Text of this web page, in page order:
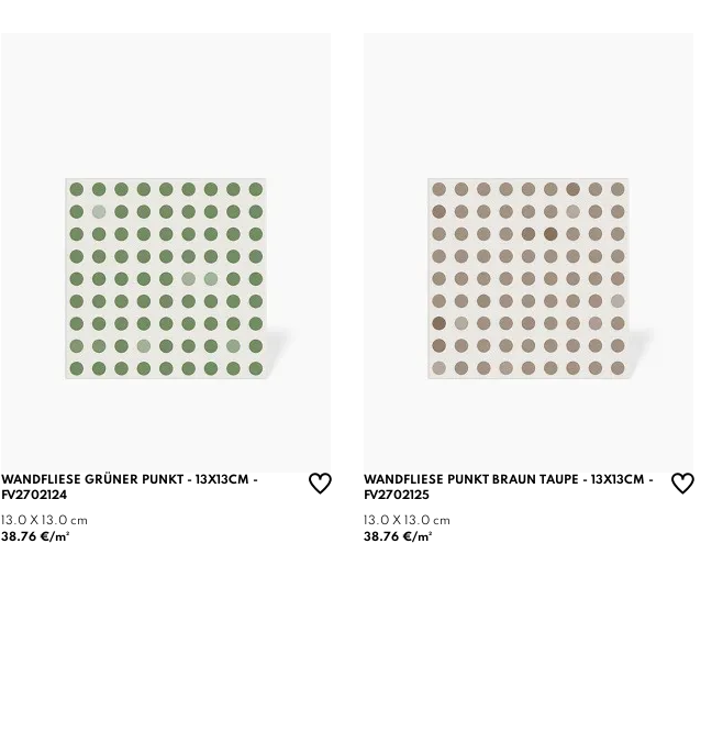
WANDFLIESE GRÜNER PUNKT - 13X13CM -
FV2702124
13.0 X 13.0 cm
38.76 €/m²
WANDFLIESE PUNKT BRAUN TAUPE - 13X13CM -
FV2702125
13.0 X 13.0 cm
38.76 €/m²